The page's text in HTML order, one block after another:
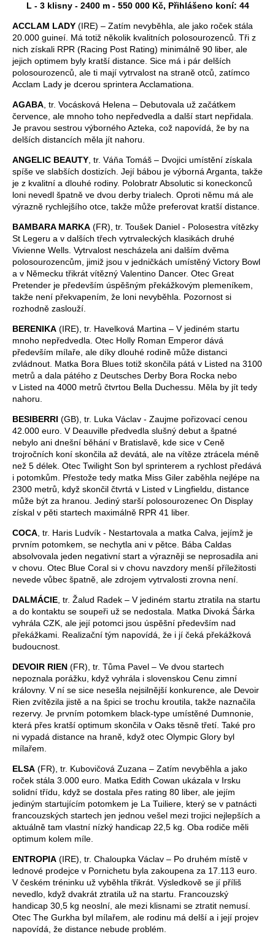
L - 3 klisny - 2400 m - 550 000 Kč, Přihlášeno koní: 44
ACCLAM LADY (IRE) – Zatím nevyběhla, ale jako roček stála
20.000 guineí. Má totiž několik kvalitních polosourozenců. Tři z
nich získali RPR (Racing Post Rating) minimálně 90 liber, ale
jejich optimem byly kratší distance. Sice má i pár delších
polosourozenců, ale ti mají vytrvalost na straně otců, zatímco
Acclam Lady je dcerou sprintera Acclamationa.
AGABA , tr. Vocásková Helena – Debutovala už začátkem
července, ale mnoho toho nepředvedla a další start nepřidala.
Je pravou sestrou výborného Azteka, což napovídá, že by na
delších distancích měla jít nahoru.
ANGELIC BEAUTY , tr. Váňa Tomáš – Dvojici umístění získala
spíše ve slabších dostizích. Její bábou je výborná Arganta, takže
je z kvalitní a dlouhé rodiny. Polobratr Absolutic si koneckonců
loni nevedl špatně ve dvou derby trialech. Oproti němu má ale
výrazně rychlejšího otce, takže může preferovat kratší distance.
BAMBARA MARKA (FR), tr. Toušek Daniel - Polosestra vítězky
St Legeru a v dalších třech vytrvaleckých klasikách druhé
Vivienne Wells. Vytrvalost nescházela ani dalším dvěma
polosourozencům, jimiž jsou v jedničkách umístěný Victory Bowl
a v Německu třikrát vítězný Valentino Dancer. Otec Great
Pretender je především úspěšným překážkovým plemeníkem,
takže není překvapením, že loni nevyběhla. Pozornost si
rozhodně zaslouží.
BERENIKA (IRE), tr. Havelková Martina – V jediném startu
mnoho nepředvedla. Otec Holly Roman Emperor dává
především mílaře, ale díky dlouhé rodině může distanci
zvládnout. Matka Bora Blues totiž skončila pátá v Listed na 3100
metrů a dala pátého z Deutsches Derby Bora Rocka nebo
v Listed na 4000 metrů čtvrtou Bella Duchessu. Měla by jít tedy
nahoru.
BESIBERRI (GB), tr. Luka Václav - Zaujme pořizovací cenou
42.000 euro. V Deauville předvedla slušný debut a špatné
nebylo ani dnešní běhání v Bratislavě, kde sice v Ceně
trojročních koní skončila až devátá, ale na vítěze ztrácela méně
než 5 délek. Otec Twilight Son byl sprinterem a rychlost předává
i potomkům. Přestože tedy matka Miss Giler zaběhla nejlépe na
2300 metrů, když skončil čtvrtá v Listed v Lingfieldu, distance
může být za hranou. Jediný starší polosourozenec On Display
získal v pěti startech maximálně RPR 41 liber.
COCA , tr. Haris Ludvík - Nestartovala a matka Calva, jejímž je
prvním potomkem, se nechytla ani v pětce. Bába Caldas
absolvovala jeden negativní start a výrazněji se neprosadila ani
v chovu. Otec Blue Coral si v chovu navzdory menší příležitosti
nevede vůbec špatně, ale zdrojem vytrvalosti zrovna není.
DALMÁCIE , tr. Žalud Radek – V jediném startu ztratila na startu
a do kontaktu se soupeři už se nedostala. Matka Divoká Šárka
vyhrála CZK, ale její potomci jsou úspěšní především nad
překážkami. Realizační tým napovídá, že i jí čeká překážková
budoucnost.
DEVOIR RIEN (FR), tr. Tůma Pavel – Ve dvou startech
nepoznala porážku, když vyhrála i slovenskou Cenu zimní
královny. V ní se sice nesešla nejsilnější konkurence, ale Devoir
Rien zvítězila jistě a na špici se trochu kroutila, takže naznačila
rezervy. Je prvním potomkem black-type umístěné Dumnonie,
která přes kratší optimum skončila v Oaks těsně třetí. Také pro
ni vypadá distance na hraně, když otec Olympic Glory byl
mílařem.
ELSA (FR), tr. Kubovičová Zuzana – Zatím nevyběhla a jako
roček stála 3.000 euro. Matka Edith Cowan ukázala v Irsku
solidní třídu, když se dostala přes rating 80 liber, ale jejím
jediným startujícím potomkem je La Tuiliere, který se v patnácti
francouzských startech jen jednou vešel mezi trojici nejlepších a
aktuálně tam vlastní nízký handicap 22,5 kg. Oba rodiče měli
optimum kolem míle.
ENTROPIA (IRE), tr. Chaloupka Václav – Po druhém místě v
lednové prodejce v Pornichetu byla zakoupena za 17.113 euro.
V českém tréninku už vyběhla třikrát. Výsledkově se jí příliš
nevedlo, když dvakrát ztratila už na startu. Francouzský
handicap 30,5 kg neoslní, ale mezi klisnami se ztratit nemusí.
Otec The Gurkha byl mílařem, ale rodinu má delší a i její projev
napovídá, že distance nebude problém.